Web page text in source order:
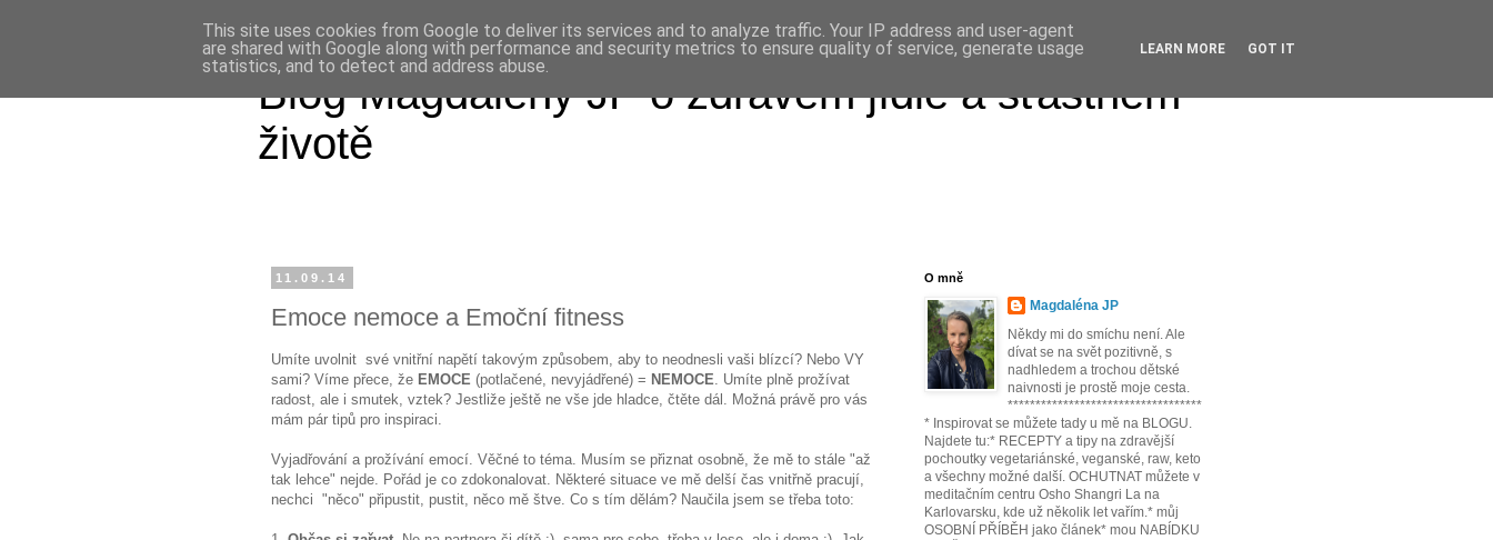
Blog Magdalény JP o zdravém jídle a šťastném
životě
11.09.14
Emoce nemoce a Emoční fitness
Umíte uvolnit své vnitřní napětí takovým způsobem, aby to neodnesli vaši blízcí? Nebo VY
sami? Víme přece, že EMOCE (potlačené, nevyjádřené) = NEMOCE . Umíte plně prožívat
radost, ale i smutek, vztek? Jestliže ještě ne vše jde hladce, čtěte dál. Možná právě pro vás
mám pár tipů pro inspiraci.
Vyjadřování a prožívání emocí. Věčné to téma. Musím se přiznat osobně, že mě to stále "až
tak lehce" nejde. Pořád je co zdokonalovat. Některé situace ve mě delší čas vnitřně pracují,
nechci "něco" připustit, pustit, něco mě štve. Co s tím dělám? Naučila jsem se třeba toto:
O mně
Magdaléna JP
Někdy mi do smíchu není. Ale
dívat se na svět pozitivně, s
nadhledem a trochou dětské
naivnosti je prostě moje cesta.
***********************************
* Inspirovat se můžete tady u mě na BLOGU.
Najdete tu:* RECEPTY a tipy na zdravější
pochoutky vegetariánské, veganské, raw, keto
a všechny možné další. OCHUTNAT můžete v
meditačním centru Osho Shangri La na
Karlovarsku, kde už několik let vařím.* můj
OSOBNÍ PŘÍBĚH jako článek* mou NABÍDKU
This site uses cookies from Google to deliver its services and to analyze traffic. Your IP address and user-agent
are shared with Google along with performance and security metrics to ensure quality of service, generate usage
statistics, and to detect and address abuse.
LEARN MORE GOT IT